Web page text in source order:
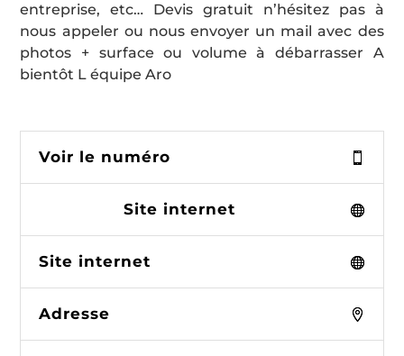
entreprise, etc… Devis gratuit n’hésitez pas à
nous appeler ou nous envoyer un mail avec des
photos + surface ou volume à débarrasser A
bientôt L équipe Aro
Voir le numéro
Site internet
Site internet
Adresse